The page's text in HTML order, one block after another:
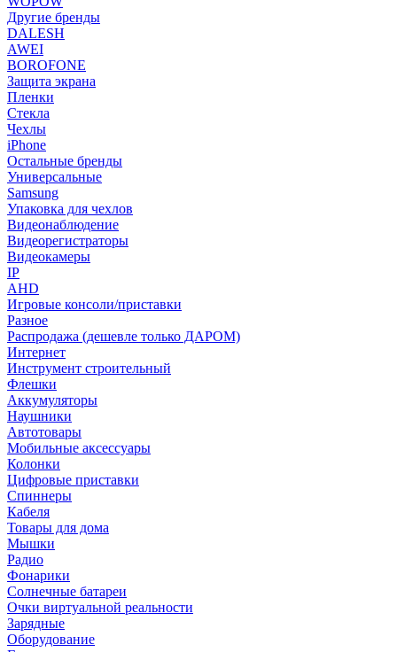
Другие бренды
DALESH
AWEI
BOROFONE
Защита экрана
Пленки
Стекла
Чехлы
iPhone
Остальные бренды
Универсальные
Samsung
Упаковка для чехлов
Видеонаблюдение
Видеорегистраторы
Видеокамеры
IP
AHD
Игровые консоли/приставки
Разное
Распродажа (дешевле только ДАРОМ)
Интернет
Инструмент строительный
Флешки
Аккумуляторы
Наушники
Автотовары
Мобильные аксессуары
Колонки
Цифровые приставки
Спиннеры
Кабеля
Товары для дома
Мышки
Радио
Фонарики
Солнечные батареи
Очки виртуальной реальности
Зарядные
Оборудование